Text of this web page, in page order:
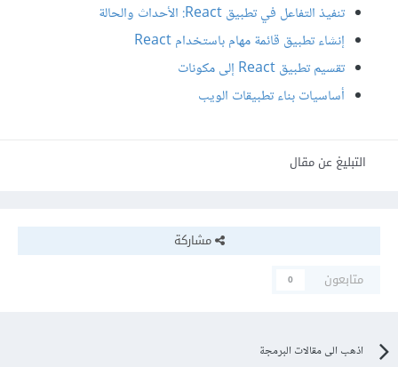
تنفيذ التفاعل في تطبيق React: الأحداث والحالة
إنشاء تطبيق قائمة مهام باستخدام React
تقسيم تطبيق React إلى مكونات
أساسيات بناء تطبيقات الويب
التبليغ عن مقال
مشاركة
متابعون
0
اذهب الى مقالات البرمجة